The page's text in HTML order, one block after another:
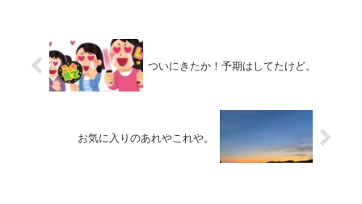
ついにきたか！予期はしてたけど。
お気に入りのあれやこれや。